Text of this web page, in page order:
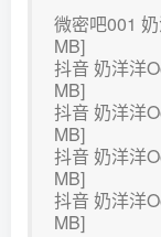
微密吧001
MB]
抖音 奶洋洋
MB]
抖音 奶洋洋
MB]
抖音 奶洋洋
MB]
抖音 奶洋洋
MB]